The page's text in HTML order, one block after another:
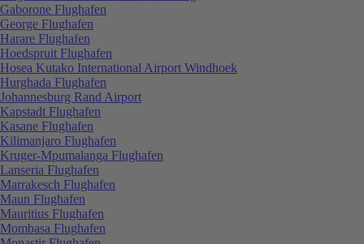
Gaborone Flughafen
George Flughafen
Harare Flughafen
Hoedspruit Flughafen
Hosea Kutako International Airport Windhoek
Hurghada Flughafen
Johannesburg Rand Airport
Kapstadt Flughafen
Kasane Flughafen
Kilimanjaro Flughafen
Kruger-Mpumalanga Flughafen
Lanseria Flughafen
Marrakesch Flughafen
Maun Flughafen
Mauritius Flughafen
Mombasa Flughafen